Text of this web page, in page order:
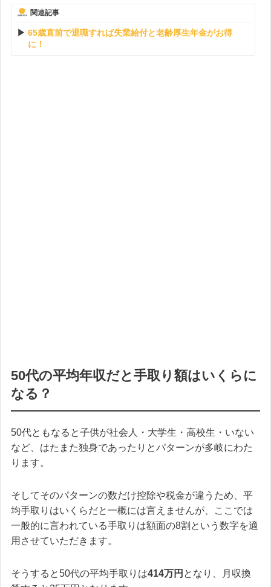
関連記事
65歳直前で退職すれば失業給付と老齢厚生年金がお得
に！
50代の平均年収だと手取り額はいくらに
なる？
50代ともなると子供が社会人・大学生・高校生・いない
など、はたまた独身であったりとパターンが多岐にわた
ります。
そしてそのパターンの数だけ控除や税金が違うため、平
均手取りはいくらだと一概には言えませんが、ここでは
一般的に言われている手取りは額面の8割という数字を適
用させていただきます。
そうすると50代の平均手取りは414万円 となり、月収換